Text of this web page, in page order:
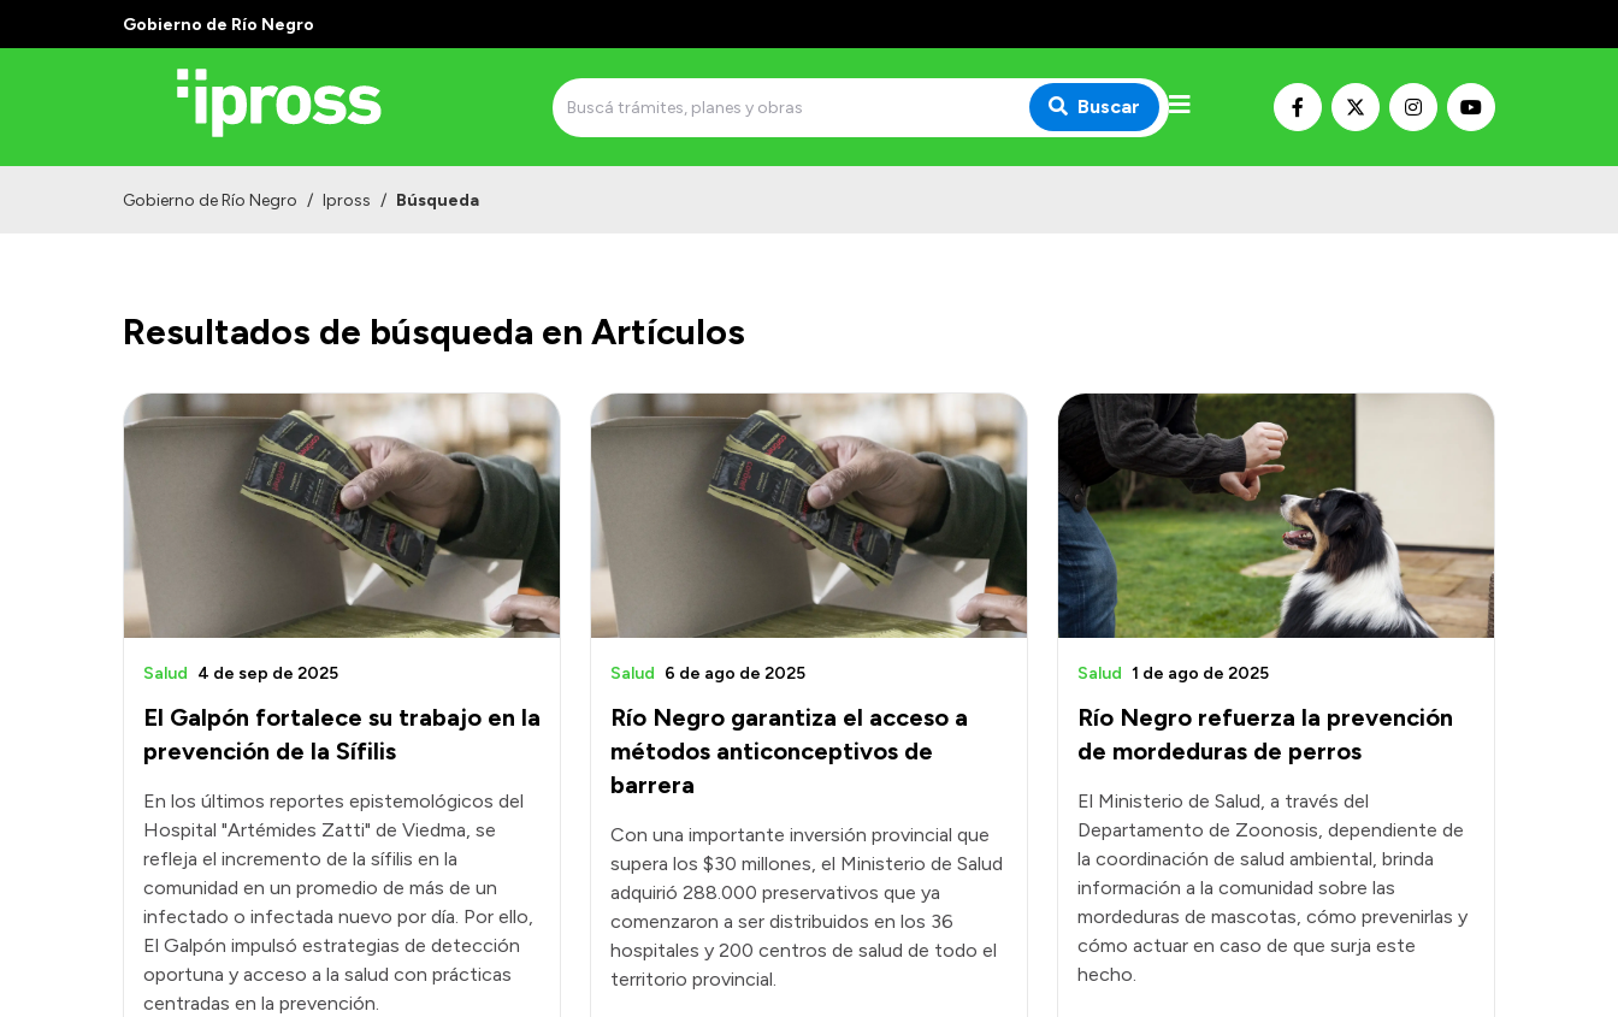
Gobierno de Río Negro
Buscar
Gobierno de Río Negro / Ipross / Búsqueda
Resultados de búsqueda en Artículos
El Galpón fortalece su trabajo en la
prevención de la Sífilis
Salud 4 de sep de 2025
En los últimos reportes epistemológicos del
Hospital "Artémides Zatti" de Viedma, se
refleja el incremento de la sífilis en la
comunidad en un promedio de más de un
infectado o infectada nuevo por día. Por ello,
El Galpón impulsó estrategias de detección
oportuna y acceso a la salud con prácticas
centradas en la prevención.
Río Negro garantiza el acceso a
métodos anticonceptivos de
barrera
Salud 6 de ago de 2025
Con una importante inversión provincial que
supera los $30 millones, el Ministerio de Salud
adquirió 288.000 preservativos que ya
comenzaron a ser distribuidos en los 36
hospitales y 200 centros de salud de todo el
territorio provincial.
Río Negro refuerza la prevención
de mordeduras de perros
Salud 1 de ago de 2025
El Ministerio de Salud, a través del
Departamento de Zoonosis, dependiente de
la coordinación de salud ambiental, brinda
información a la comunidad sobre las
mordeduras de mascotas, cómo prevenirlas y
cómo actuar en caso de que surja este
hecho.